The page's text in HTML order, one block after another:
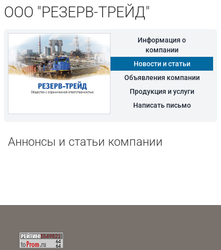
ООО "РЕЗЕРВ-ТРЕЙД"
Информация о
компании
Новости и статьи
Объявления компании
Продукция и услуги
Написать письмо
Аннонсы и статьи компании